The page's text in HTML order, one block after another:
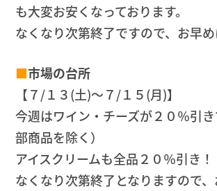
も大変お安くなっております。
なくなり次第終了ですので、お早め
■市場の台所
【７/１３(土)～７/１５(月)】
今週はワイン・チーズが２０％引
部商品を除く）
アイスクリームも全品２０％引き！
なくなり次第終了となりますので